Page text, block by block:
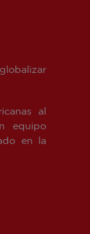
al
equipo
en la